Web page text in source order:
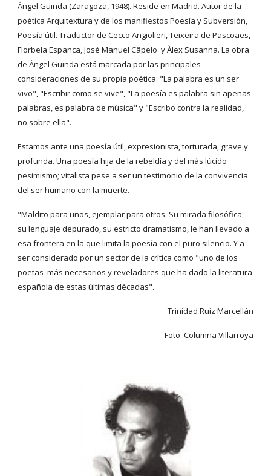
Ángel Guinda (Zaragoza, 1948). Reside en Madrid. Autor de la
poética Arquitextura y de los manifiestos Poesía y Subversión,
Poesía útil. Traductor de Cecco Angiolieri, Teixeira de Pascoaes,
Florbela Espanca, José Manuel Câpelo  y Àlex Susanna. La obra
de Ángel Guinda está marcada por las principales
consideraciones de su propia poética: "La palabra es un ser
vivo", "Escribir como se vive", "La poesía es palabra sin apenas
palabras, es palabra de música" y "Escribo contra la realidad,
no sobre ella".
Estamos ante una poesía útil, expresionista, torturada, grave y
profunda. Una poesía hija de la rebeldía y del más lúcido
pesimismo; vitalista pese a ser un testimonio de la convivencia
del ser humano con la muerte.
"Maldito para unos, ejemplar para otros. Su mirada filosófica,
su lenguaje depurado, su estricto dramatismo, le han llevado a
esa frontera en la que limita la poesía con el puro silencio. Y a
ser considerado por un sector de la crítica como "uno de los
poetas  más necesarios y reveladores que ha dado la literatura
española de estas últimas décadas".
Trinidad Ruiz Marcellán
Foto: Columna Villarroya